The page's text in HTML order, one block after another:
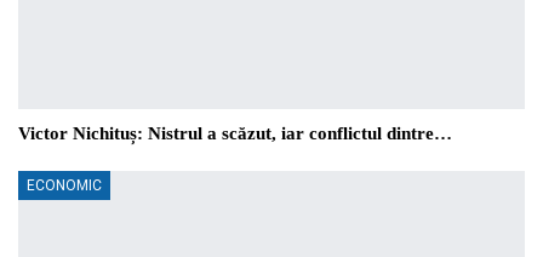
Victor Nichituș: Nistrul a scăzut, iar conflictul dintre…
ECONOMIC